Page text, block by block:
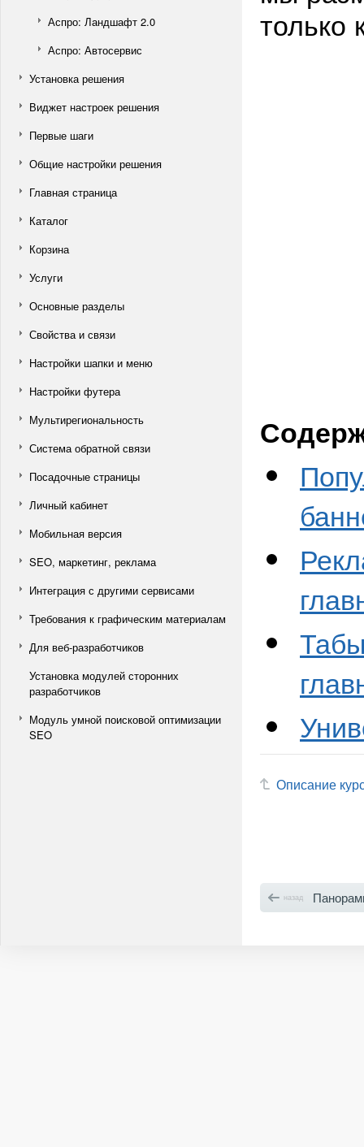
Аспро: Ландшафт 2.0
Аспро: Автосервис
Установка решения
Виджет настроек решения
Первые шаги
Общие настройки решения
Главная страница
Каталог
Корзина
Услуги
Основные разделы
Свойства и связи
Настройки шапки и меню
Настройки футера
Мультирегиональность
Система обратной связи
Посадочные страницы
Личный кабинет
Мобильная версия
SEO, маркетинг, реклама
Интеграция с другими сервисами
Требования к графическим материалам
Для веб-разработчиков
Установка модулей сторонних
разработчиков
Модуль умной поисковой оптимизации
SEO
только
Описание
назад